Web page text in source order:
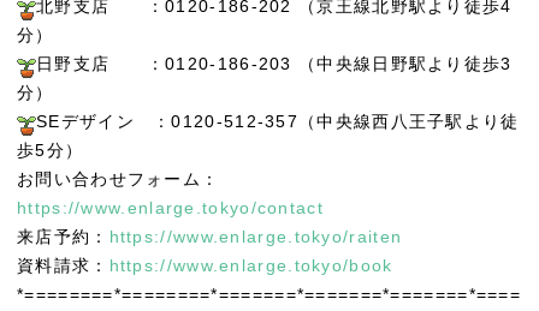
北野支店 ：0120-186-202 （京王線北野駅より徒歩4
分）
日野支店 ：0120-186-203 （中央線日野駅より徒歩3
分）
SEデザイン ：0120-512-357（中央線西八王子駅より徒
歩5分）
お問い合わせフォーム：
https://www.enlarge.tokyo/contact
来店予約： https://www.enlarge.tokyo/raiten
資料請求： https://www.enlarge.tokyo/book
*========*========*=======*=======*=======*====